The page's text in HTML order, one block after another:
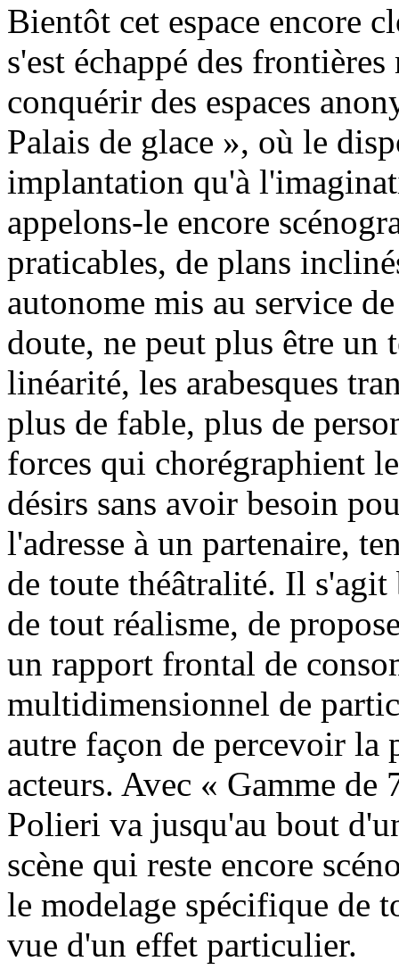
Bientôt cet espace encore
s'est échappé des
conquérir des espaces
Palais de glace », où le
implantation qu'à
appelons-le encore
praticables, de plans
autonome mis au service
doute, ne peut plus être un
linéarité, les arabesques
plus de fable, plus de
forces qui chorégraphient
désirs sans avoir besoin
l'adresse à un partenaire,
de toute théâtralité. Il
de tout réalisme, de
un rapport frontal de
multidimensionnel de
autre façon de percevoir la
acteurs. Avec « Gamme
Polieri va jusqu'au bout
scène qui reste encore
le modelage spécifique de
vue d'un effet particulier.